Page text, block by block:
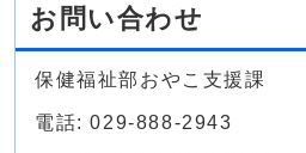
お問い合わせ
保健福祉部おやこ支援課
電話: 029-888-2943